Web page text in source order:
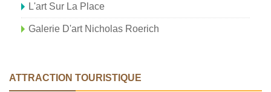
L'art Sur La Place
Galerie D'art Nicholas Roerich
ATTRACTION TOURISTIQUE